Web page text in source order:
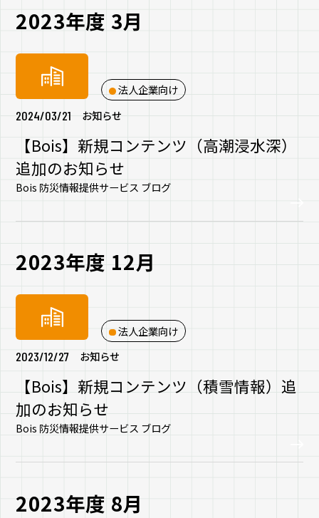
2023年度 3月
法人企業向け
2024/03/21 お知らせ
【Bois】新規コンテンツ（高潮浸水深）
追加のお知らせ
Bois 防災情報提供サービス ブログ
2023年度 12月
法人企業向け
2023/12/27 お知らせ
【Bois】新規コンテンツ（積雪情報）追
加のお知らせ
Bois 防災情報提供サービス ブログ
2023年度 8月